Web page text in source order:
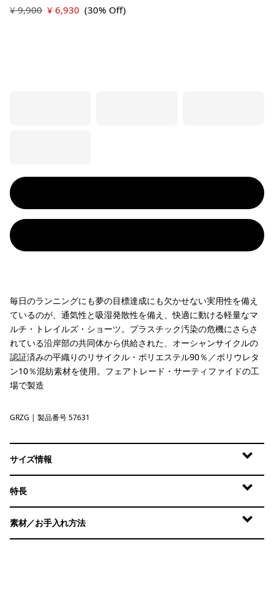
¥ 9,900 ¥ 6,930 (30% Off)
毎日のランニングにも夢の目標達成にも欠かせない実用性を備え
ているのが、通気性と吸湿発散性を備え、快適に動ける軽量なマ
ルチ・トレイルズ・ショーツ。プラスチック汚染の危機にさらさ
れている沿岸部の共同体から供給された、オーシャンサイクルの
認証済みの平織りのリサイクル・ポリエステル90％／ポリウレタ
ン10％混紡素材を使用。フェアトレード・サーティファイドの工
場で製造
Graze Green
GRZG | 製品番号 57631
サイズ情報
特長
素材／お手入れ方法